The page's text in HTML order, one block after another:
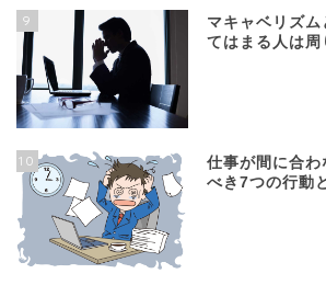
9
マキャベリズ
てはまる人は周
10
仕事が間に合
べき7つの行動